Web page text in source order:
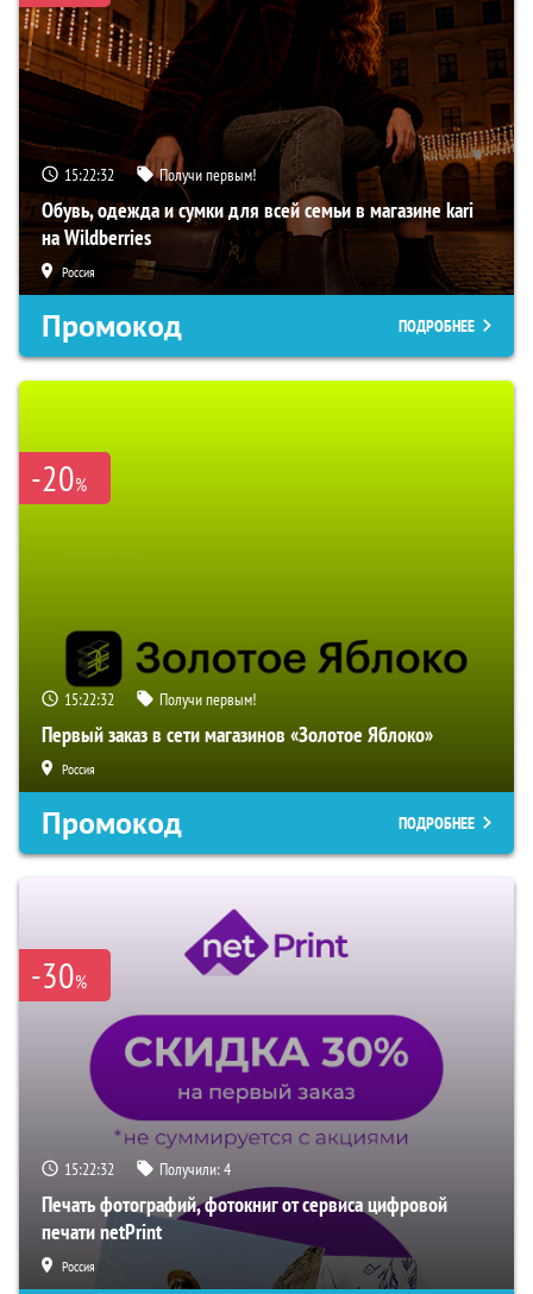
15:22:31 Получи первым!
Обувь, одежда и сумки для всей семьи в магазине kari
на Wildberries
Россия
Промокод ПОДРОБНЕЕ
-20%
15:22:31 Получи первым!
Первый заказ в сети магазинов «Золотое Яблоко»
Россия
Промокод ПОДРОБНЕЕ
-30%
15:22:31 Получили:4
Печать фотографий, фотокниг от сервиса цифровой
печати netPrint
Россия